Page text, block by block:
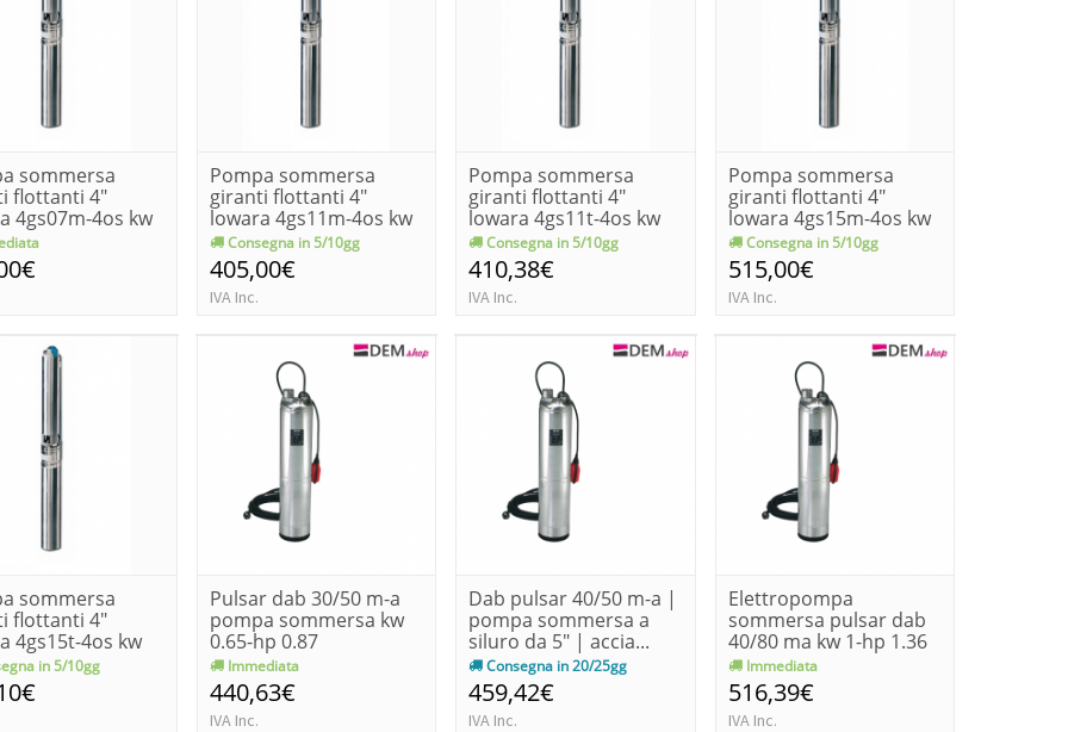
sommersa
flottanti 4"
4gs07m-4os kw
Pompa sommersa
giranti flottanti 4"
lowara 4gs11m-4os kw
1....Consegna in 5/10gg
405,00€
IVA Inc.
Pompa sommersa
giranti flottanti 4"
lowara 4gs11t-4os kw
1...Consegna in 5/10gg
410,38€
IVA Inc.
Pompa sommersa
giranti flottanti 4"
lowara 4gs15m-4os kw
1...Consegna in 5/10gg
515,00€
IVA Inc.
sommersa
flottanti 4"
4gs15t-4os kw
in 5/10gg
Pulsar dab 30/50 m-a
pompa sommersa kw
0.65-hp 0.87
Immediata
440,63€
IVA Inc.
Dab pulsar 40/50 m-a |
pompa sommersa a
siluro da 5" | accia...
Consegna in 20/25gg
459,42€
IVA Inc.
Elettropompa
sommersa pulsar dab
40/80 ma kw 1-hp 1.36
Immediata
516,39€
IVA Inc.